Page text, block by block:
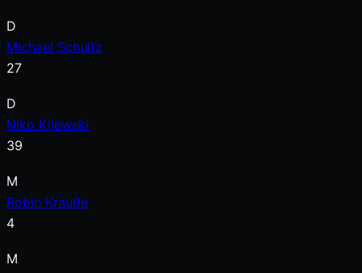
D
Michael Schultz
27
D
Niko Kijewski
39
M
Robin Krauße
4
M